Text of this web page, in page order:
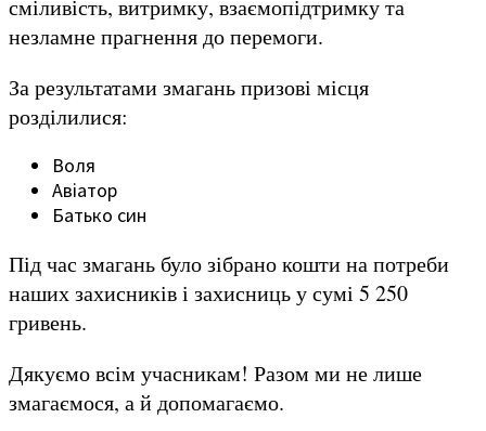
сміливість, витримку, взаємопідтримку та
незламне прагнення до перемоги.
За результатами змагань призові місця
розділилися:
Воля
Авіатор
Батько син
Під час змагань було зібрано кошти на потреби
наших захисників і захисниць у сумі 5 250
гривень.
Дякуємо всім учасникам! Разом ми не лише
змагаємося, а й допомагаємо.